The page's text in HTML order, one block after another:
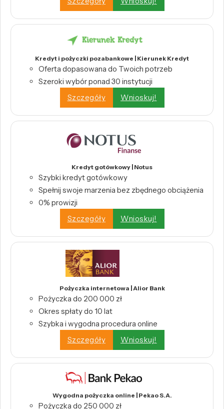
Kredyt i pożyczki pozabankowe | Kierunek Kredyt
Oferta dopasowana do Twoich potrzeb
Szeroki wybór ponad 30 instytucji
Szczegóły
Wnioskuj!
Kredyt gotówkowy | Notus
Szybki kredyt gotówkowy
Spełnij swoje marzenia bez zbędnego obciążenia
0% prowizji
Szczegóły
Wnioskuj!
Pożyczka internetowa | Alior Bank
Pożyczka do 200 000 zł
Okres spłaty do 10 lat
Szybka i wygodna procedura online
Szczegóły
Wnioskuj!
Wygodna pożyczka online | Pekao S.A.
Pożyczka do 250 000 zł